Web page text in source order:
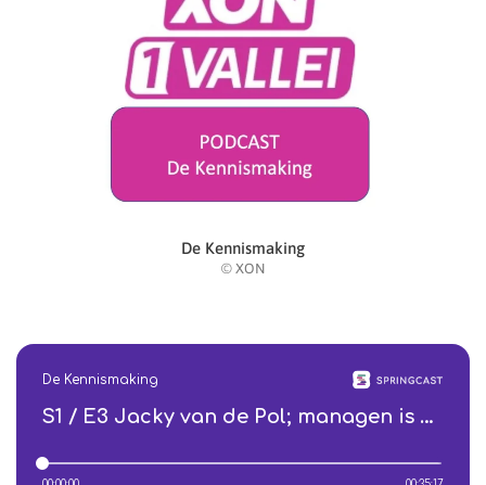
De Kennismaking
© XON